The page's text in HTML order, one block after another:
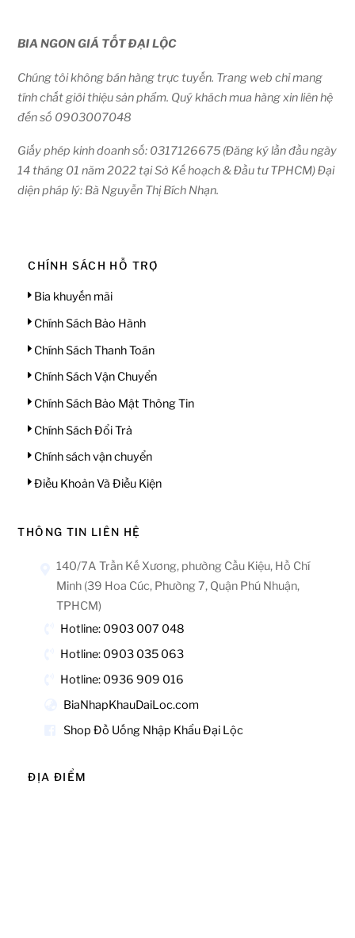
BIA NGON GIÁ TỐT ĐẠI LỘC
Chúng tôi không bán hàng trực tuyến. Trang web chỉ mang
tính chất giới thiệu sản phẩm. Quý khách mua hàng xin liên hệ
đến số 0903007048
Giấy phép kinh doanh số: 0317126675 (Đăng ký lần đầu ngày
14 tháng 01 năm 2022 tại Sở Kế hoạch & Đầu tư TPHCM) Đại
diện pháp lý: Bà Nguyễn Thị Bích Nhạn.
CHÍNH SÁCH HỖ TRỢ
Bia khuyến mãi
Chính Sách Bảo Hành
Chính Sách Thanh Toán
Chính Sách Vận Chuyển
Chính Sách Bảo Mật Thông Tin
Chính Sách Đổi Trả
Chính sách vận chuyển
Điều Khoản Và Điều Kiện
THÔNG TIN LIÊN HỆ
140/7A Trần Kế Xương, phường Cầu Kiệu, Hồ Chí
Minh (39 Hoa Cúc, Phường 7, Quận Phú Nhuận,
TPHCM)
Hotline: 0903 007 048
Hotline: 0903 035 063
Hotline: 0936 909 016
BiaNhapKhauDaiLoc.com
Shop Đồ Uống Nhập Khẩu Đại Lộc
ĐỊA ĐIỂM